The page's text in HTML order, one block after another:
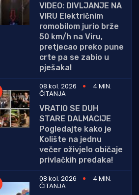
VIDEO: DIVLJANJE NA
VIRU Električnim
romobilom jurio brže
50 km/h na Viru,
pretjecao preko pune
crte pa se zabio u
pješaka!
08 kol. 2026
4 MIN.
ČITANJA
VRATIO SE DUH
STARE DALMACIJE
Pogledajte kako je
Kolište na jednu
večer oživjelo običaje
privlačkih predaka!
08 kol. 2026
4 MIN.
ČITANJA